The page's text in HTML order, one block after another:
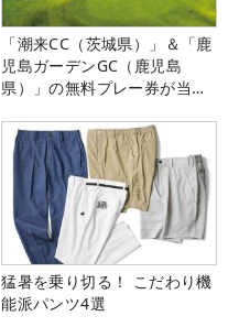
「潮来CC（茨城県）」＆「鹿
児島ガーデンGC（鹿児島
県）」の無料プレー券が当た
猛暑を乗り切る！ こだわり機
能派パンツ4選